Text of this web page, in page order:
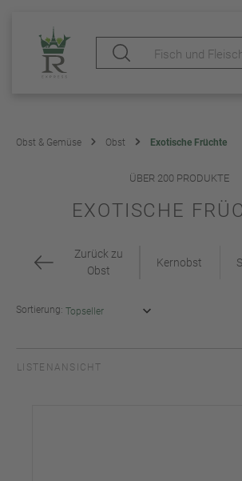
Obst & Gemüse Obst Exotische Früchte
ÜBER 200 PRODUKTE
EXOTISCHE
Zurück zu
Obst
Kernobst
Sortierung:
LISTENANSICHT